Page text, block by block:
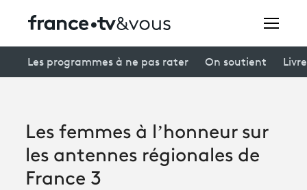
Creators
À la une
Les programmes à ne pas rater On soutient
Les femmes à l’honneur sur
les antennes régionales de
France 3